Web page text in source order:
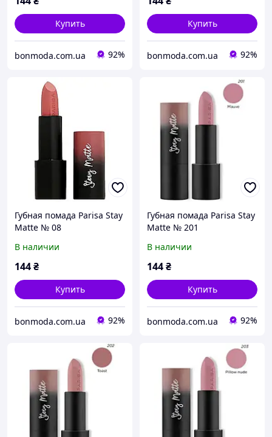
Купить
bonmoda.com.ua 92%
Купить
bonmoda.com.ua 92%
Губная помада Parisa Stay
Matte № 08
В наличии
144₴
Купить
bonmoda.com.ua 92%
Губная помада Parisa Stay
Matte № 201
В наличии
144₴
Купить
bonmoda.com.ua 92%